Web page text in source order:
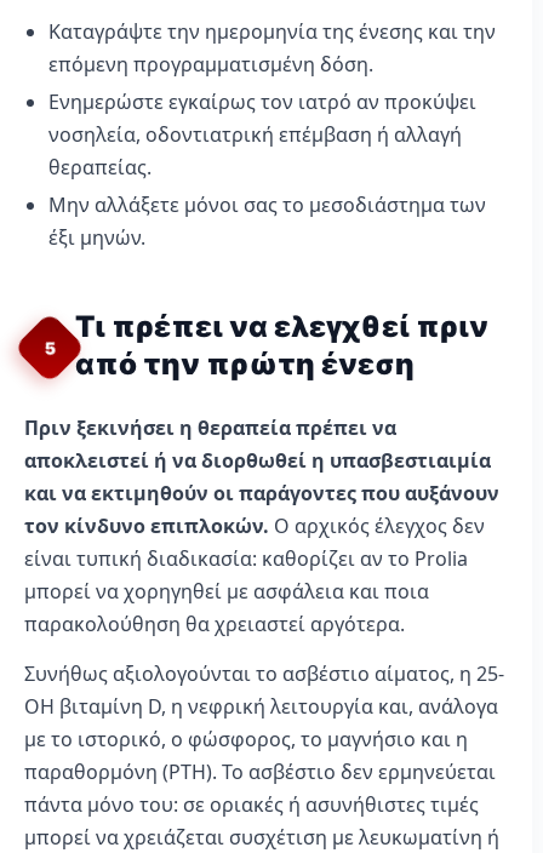
Καταγράψτε την ημερομηνία της ένεσης και την
επόμενη προγραμματισμένη δόση.
Ενημερώστε εγκαίρως τον ιατρό αν προκύψει
νοσηλεία, οδοντιατρική επέμβαση ή αλλαγή
θεραπείας.
Μην αλλάξετε μόνοι σας το μεσοδιάστημα των
έξι μηνών.
5
Τι πρέπει να ελεγχθεί πριν
από την πρώτη ένεση
Πριν ξεκινήσει η θεραπεία πρέπει να
αποκλειστεί ή να διορθωθεί η υπασβεστιαιμία
και να εκτιμηθούν οι παράγοντες που αυξάνουν
τον κίνδυνο επιπλοκών. Ο αρχικός έλεγχος δεν
είναι τυπική διαδικασία: καθορίζει αν το Prolia
μπορεί να χορηγηθεί με ασφάλεια και ποια
παρακολούθηση θα χρειαστεί αργότερα.
Συνήθως αξιολογούνται το ασβέστιο αίματος, η 25-
OH βιταμίνη D, η νεφρική λειτουργία και, ανάλογα
με το ιστορικό, ο φώσφορος, το μαγνήσιο και η
παραθορμόνη (PTH). Το ασβέστιο δεν ερμηνεύεται
πάντα μόνο του: σε οριακές ή ασυνήθιστες τιμές
μπορεί να χρειάζεται συσχέτιση με λευκωματίνη ή